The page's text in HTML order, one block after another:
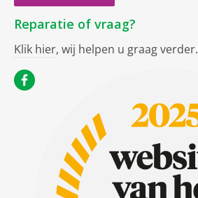
Reparatie of vraag?
Klik hier, wij helpen u graag verder.